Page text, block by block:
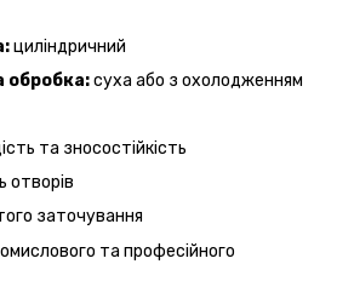
циліндричний
обробка:суха або з охолодженням
та зносостійкість
отворів
заточування
та професійного